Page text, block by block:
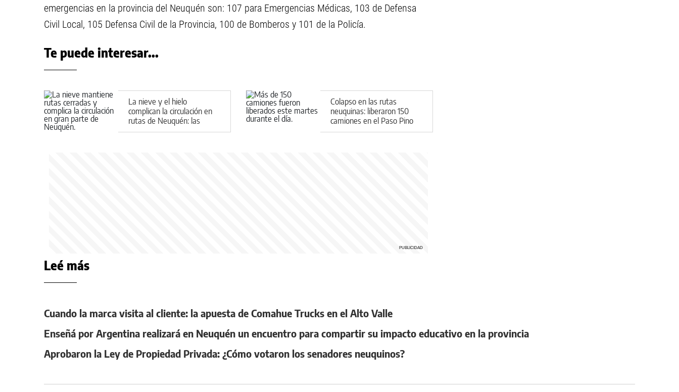
emergencias en la provincia del Neuquén son: 107 para Emergencias Médicas, 103 de Defensa
Civil Local, 105 Defensa Civil de la Provincia, 100 de Bomberos y 101 de la Policía.
Te puede interesar...
La nieve y el hielo
complican la circulación en
rutas de Neuquén: las
zonas afectadas
Colapso en las rutas
neuquinas: liberaron 150
camiones en el Paso Pino
Hachado
Leé más
Cuando la marca visita al cliente: la apuesta de Comahue Trucks en el Alto Valle
Enseñá por Argentina realizará en Neuquén un encuentro para compartir su impacto educativo en la provincia
Aprobaron la Ley de Propiedad Privada: ¿Cómo votaron los senadores neuquinos?